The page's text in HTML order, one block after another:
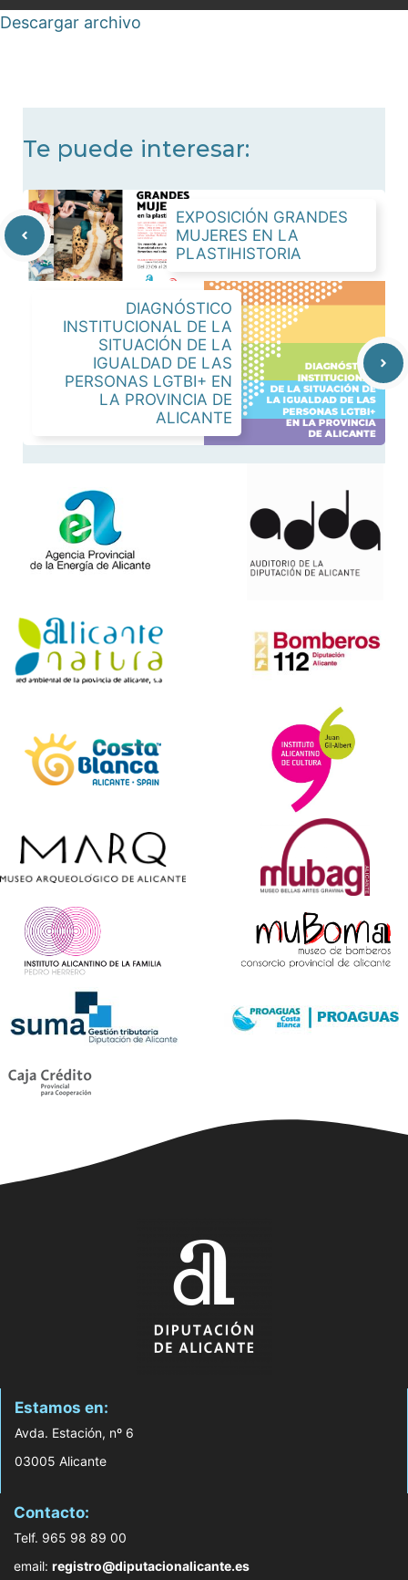
Descargar archivo
Te puede interesar:
EXPOSICIÓN GRANDES
MUJERES EN LA
PLASTIHISTORIA
DIAGNÓSTICO
INSTITUCIONAL DE LA
SITUACIÓN DE LA
IGUALDAD DE LAS
PERSONAS LGTBI+ EN
LA PROVINCIA DE
ALICANTE
Estamos en:
Avda. Estación, nº 6
03005 Alicante
Contacto:
Telf. 965 98 89 00
email: registro@diputacionalicante.es